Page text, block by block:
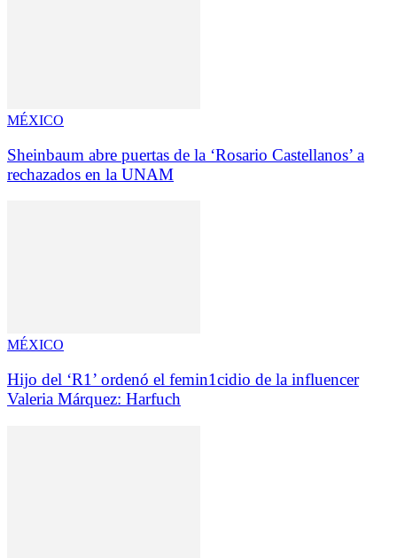
MÉXICO
Sheinbaum abre puertas de la ‘Rosario Castellanos’ a
rechazados en la UNAM
MÉXICO
Hijo del ‘R1’ ordenó el femin1cidio de la influencer
Valeria Márquez: Harfuch